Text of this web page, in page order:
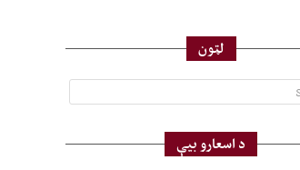
لټون
د اسعارو بیې